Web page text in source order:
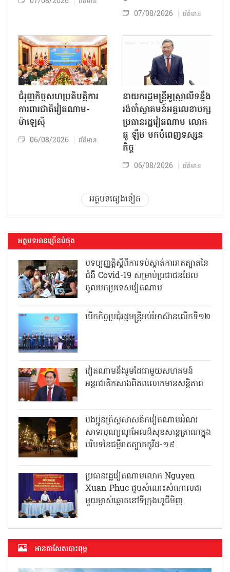
07/08/2026 ព័ត៌មាន
ជំរុញកិច្ចសហប្រតិបត្តិការ
ការពារជាតិវៀតណាម-
ម៉ាឡេស៊ី
06/08/2026 ព័ត៌មាន
នាយករដ្ឋមន្ត្រីអូស្ត្រាលីទន្ទឹង
រង់ចាំស្វាគមន៍អគ្គលេខាបក្ស
ប្រធានរដ្ឋវៀតណាម លោក
តូ ឡឹម មកបំពេញទស្សន
កិច្ច
06/08/2026 ព័ត៌មាន
អត្ថបទផ្សេងទៀត
អត្ថបទអានច្រើនបំផុត
បទប្បញ្ញត្តិស្តីពីការទប់ស្កាត់ការរាតត្បាតនៃ
ជំងឺ Covid-19 សម្រាប់ប្រជាជនដែល
ចូលមកប្រទេសវៀតណាម
បើកកិច្ចប្រជុំរដ្ឋមន្ត្រីអប់រំអាស៊ានលើកទី១២
វៀតណាមនឹងរួមដៃជាមួយសហគមន៍
អន្តរជាតិកសាងពិភពលោកមានសន្តិភាព
បងប្អូនគ្រិស្តសាសនិកវៀតណាមអំណរ
សាទរបុណ្យណូអែលដ៏សុខសាន្តត្រាណក្នុង
បរិបទនៃជម្ងឺរាតត្បាតកូវីដ-១៩
ប្រធានរដ្ឋវៀតណាមលោក Nguyen
Xuan Phuc ជួបសំណេះសំណាលជា
មួយម្ចាស់ឆ្នោតនៅទីក្រុងហូជីមិញ
អាន​កាសែត​បោះពុម្ភ